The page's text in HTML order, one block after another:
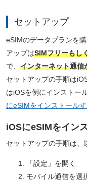
セットアップ
eSIMのデータプランを
アップはSIMフリーもし
で、 インターネット通信
セットアップの手順は
はiOSを例にインストー
にeSIMをインストール
iOSにeSIMをイン
セットアップの手順は、
「設定」を開く
モバイル通信を選